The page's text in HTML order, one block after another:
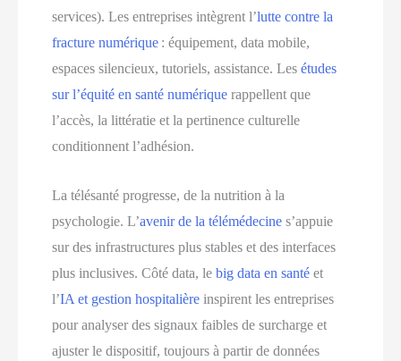
services). Les entreprises intègrent l’lutte contre la
fracture numérique : équipement, data mobile,
espaces silencieux, tutoriels, assistance. Lesétudes
sur l’équité en santé numérique rappellent que
l’accès, la littératie et la pertinence culturelle
conditionnent l’adhésion.
La télésanté progresse, de la nutrition à la
psychologie. L’avenir de la télémédecine s’appuie
sur des infrastructures plus stables et des interfaces
plus inclusives. Côté data, lebig data en santé et
l’IA et gestion hospitalière inspirent les entreprises
pour analyser des signaux faibles de surcharge et
ajuster le dispositif, toujours à partir de données